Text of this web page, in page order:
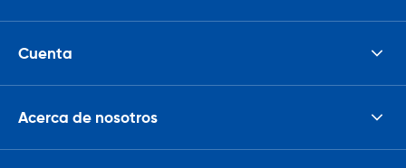
Cuenta
Acerca de nosotros